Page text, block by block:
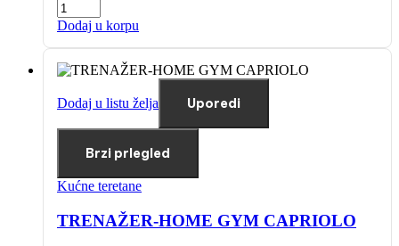
Dodaj u korpu
Dodaj u listu želja Uporedi
Brzi prlegled
Kućne teretane
TRENAŽER-HOME GYM CAPRIOLO